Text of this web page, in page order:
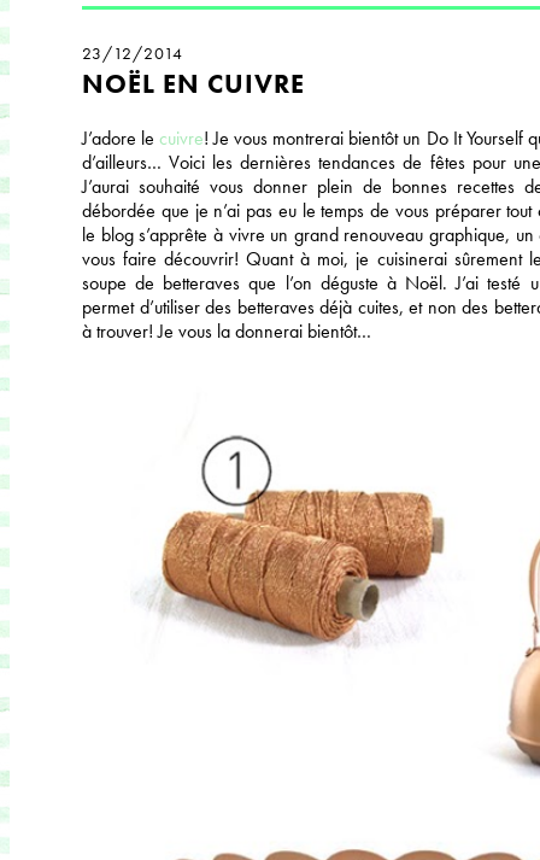
23/12/2014
NOËL EN CUIVRE
J’adore lecuivre! Je vous montrerai bientôt un Do It Yourself
d’ailleurs… Voici les dernières tendances de fêtes pour
J’aurai souhaité vous donner plein de bonnes recettes
débordée que je n’ai pas eu le temps de vous préparer
le blog s’apprête à vivre un grand renouveau graphique,
vous faire découvrir! Quant à moi, je cuisinerai sûrement
soupe de betteraves que l’on déguste à Noël. J’ai testé
permet d’utiliser des betteraves déjà cuites, et non des
à trouver! Je vous la donnerai bientôt…